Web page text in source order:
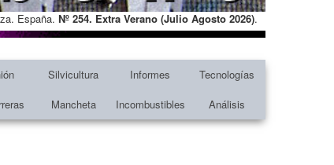
España. Nº 254. Extra Verano (Julio Agosto 2026).
Silvicultura Informes
Tecnologías
Mancheta Incombustibles Análisis